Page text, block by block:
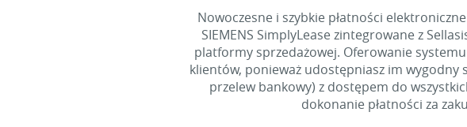
Nowoczesne i szybkie płatności
SIEMENS SimplyLease zintegrowane z
platformy sprzedażowej. Oferowanie
klientów, ponieważ udostępniasz im wygodny
przelew bankowy) z dostępem do
dokonanie płatności za